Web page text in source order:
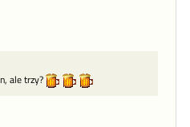
ale trzy?